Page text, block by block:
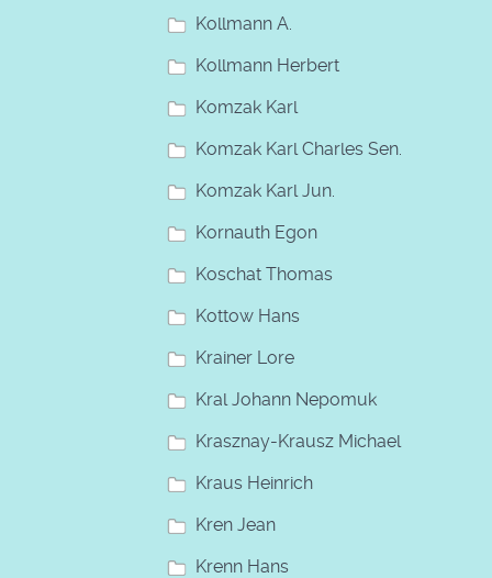
Kollmann A.
Kollmann Herbert
Komzak Karl
Komzak Karl Charles Sen.
Komzak Karl Jun.
Kornauth Egon
Koschat Thomas
Kottow Hans
Krainer Lore
Kral Johann Nepomuk
Krasznay-Krausz Michael
Kraus Heinrich
Kren Jean
Krenn Hans